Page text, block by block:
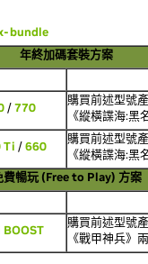
bundle
年終加碼套裝方案
/770
購買前述型號
《縱橫諜海:
Ti /660
購買前述型號
《縱橫諜海:黑
費暢玩 (Free to Play) 方案
購買前述型號
《戰甲神兵》